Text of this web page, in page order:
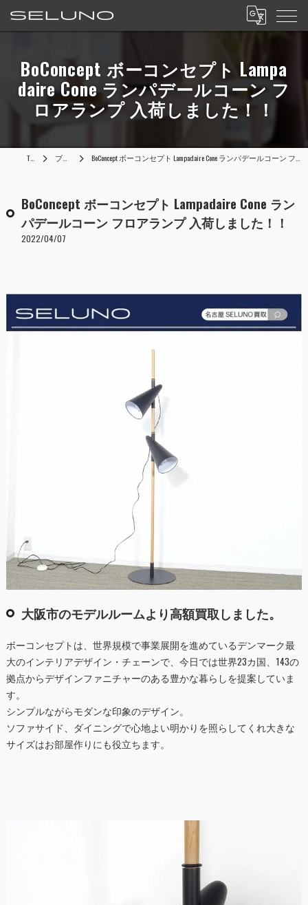
BoConcept ボーコンセプト Lampa
daire Cone ランパデールコーン フ
ロアランプ 入荷しました！！
TOP ブログ BoConcept ボーコンセプト Lampadaire Cone ランパデールコーン フロアランプ 入荷しました！！
BoConcept ボーコンセプト Lampadaire Cone ラン
パデールコーン フロアランプ 入荷しました！！
2022/04/07
大阪市のモデルルームより高額買取しました。
ボーコンセプトは、世界規模で事業展開を進めているデンマーク最
大のインテリアデザイン・チェーンで、今日では世界23カ国、143の
拠点からデザインファニチャーのある豊かな暮らしを提案していま
す。
シンプルながらモダンな印象のデザイン。
ソファサイド、ダイニングで心地よい明かりを照らしてくれ大きな
サイズはお部屋作りにも役立ちます。